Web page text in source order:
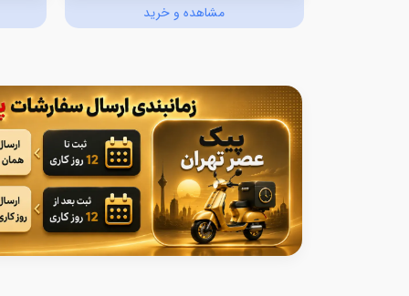
مشاهده و خرید